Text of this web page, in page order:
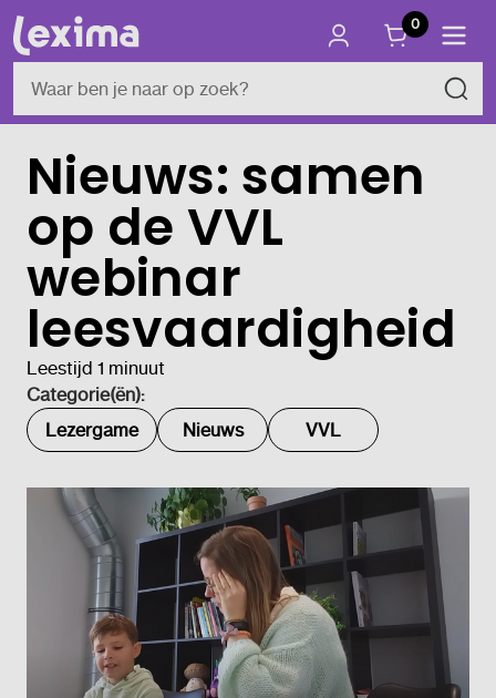
0
Nieuws: samen
op de VVL
webinar
leesvaardigheid
Leestijd 1 minuut
Categorie(ën):
Lezergame
Nieuws VVL